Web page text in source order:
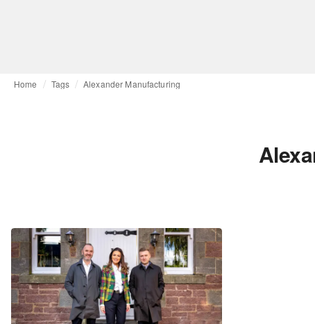
Home Tags Alexander Manufacturing